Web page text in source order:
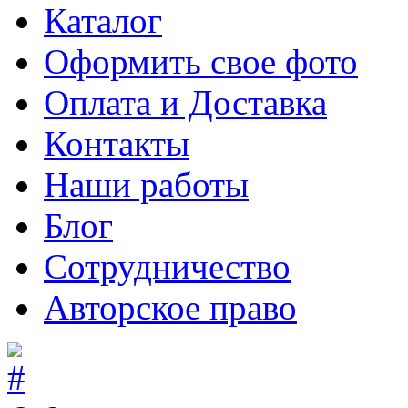
Каталог
Оформить свое фото
Оплата и Доставка
Контакты
Наши работы
Блог
Сотрудничество
Авторское право